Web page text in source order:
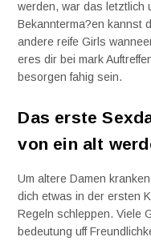
werden, war das letztlich
Bekannterma?en kannst
andere reife Girls
eres dir bei mark
besorgen fahig sein.
Das erste
von ein alt
Um altere Damen
dich etwas in der ersten
Regeln schleppen. Viele
bedeutung uff